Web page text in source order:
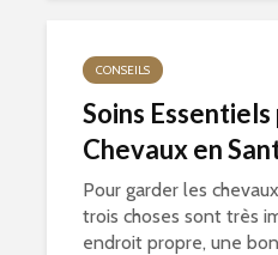
CONSEILS
Soins
Chevaux en
Pour garder les
trois choses sont très
endroit propre, une